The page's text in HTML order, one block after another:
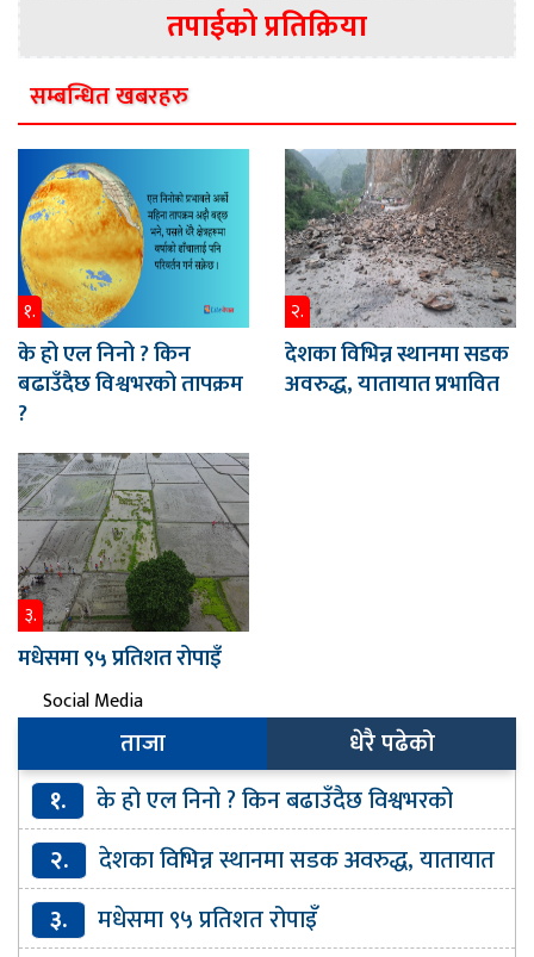
तपाईको प्रतिक्रिया
सम्बन्धित खबरहरु
१.
के हो एल निनो ? किन
बढाउँदैछ विश्वभरको तापक्रम
?
२.
देशका विभिन्न स्थानमा सडक
अवरुद्ध, यातायात प्रभावित
३.
मधेसमा ९५ प्रतिशत रोपाइँ
Social Media
ताजा
धेरै पढेको
१.
के हो एल निनो ? किन बढाउँदैछ विश्वभरको
तापक्रम ?
२.
देशका विभिन्न स्थानमा सडक अवरुद्ध, यातायात
प्रभावित
३.
मधेसमा ९५ प्रतिशत रोपाइँ